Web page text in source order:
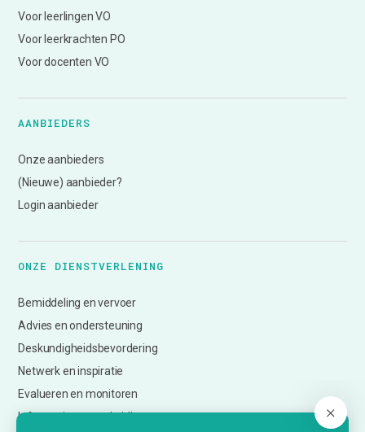
Voor leerlingen VO
Voor leerkrachten PO
Voor docenten VO
AANBIEDERS
Onze aanbieders
(Nieuwe) aanbieder?
Login aanbieder
ONZE DIENSTVERLENING
Bemiddeling en vervoer
Advies en ondersteuning
Deskundigheidsbevordering
Netwerk en inspiratie
Evalueren en monitoren
Informatie over subsidies